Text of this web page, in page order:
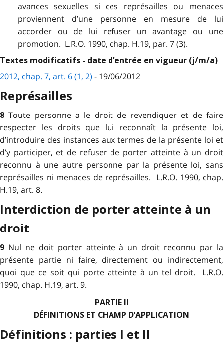
avances sexuelles si ces représailles ou menaces
proviennent d’une personne en mesure de lui
accorder ou de lui refuser un avantage ou une
promotion. L.R.O. 1990, chap. H.19, par. 7 (3).
Textes modificatifs - date d’entrée en vigueur (j/m/a)
2012, chap. 7, art. 6 (1, 2) - 19/06/2012
Représailles
8Toute personne a le droit de revendiquer et de faire
respecter les droits que lui reconnaît la présente loi,
d’introduire des instances aux termes de la présente loi et
d’y participer, et de refuser de porter atteinte à un droit
reconnu à une autre personne par la présente loi, sans
représailles ni menaces de représailles. L.R.O. 1990, chap.
H.19, art. 8.
Interdiction de porter atteinte à un
droit
9 Nul ne doit porter atteinte à un droit reconnu par la
présente partie ni faire, directement ou indirectement,
quoi que ce soit qui porte atteinte à un tel droit. L.R.O.
1990, chap. H.19, art. 9.
PARTIE II
DÉFINITIONS ET CHAMP D’APPLICATION
Définitions : parties I et II